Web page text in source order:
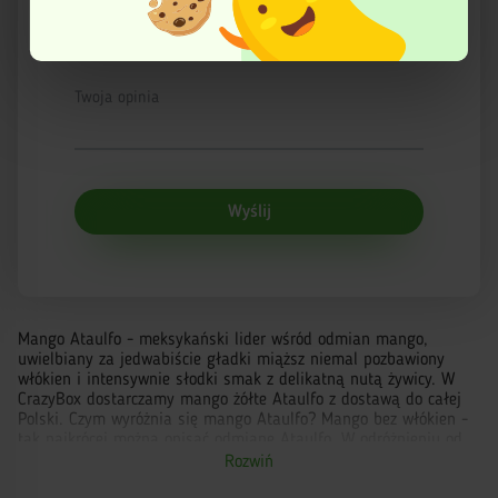
Więcej informacji znajduje się w Polityce prywatności.
Twoja opinia
Wyślij
Mango Ataulfo - meksykański lider wśród odmian mango,
uwielbiany za jedwabiście gładki miąższ niemal pozbawiony
włókien i intensywnie słodki smak z delikatną nutą żywicy. W
CrazyBox dostarczamy mango żółte Ataulfo z dostawą do całej
Polski. Czym wyróżnia się mango Ataulfo? Mango bez włókien -
popularnego mango Tommy Atkins z charakterystycznymi
Rozwiń